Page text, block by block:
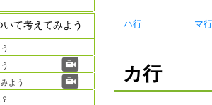
て考えてみよう
よう
ハ行 マ行
カ行